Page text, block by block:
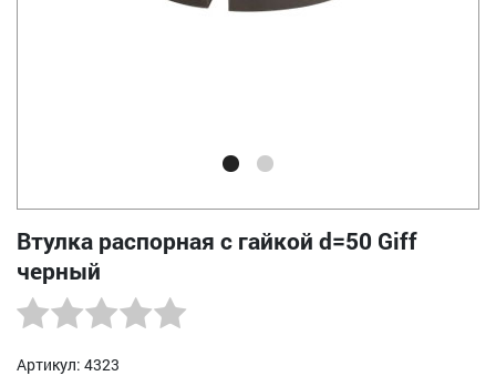
Втулка распорная с гайкой d=50 Giff
черный
Артикул: 4323